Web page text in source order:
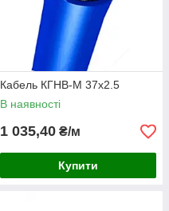
Кабель КГНВ-М 37х2.5
В наявності
1 035,40 ₴/м
Купити